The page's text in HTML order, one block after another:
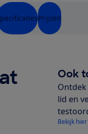
Prijzen
Ook
lid en
Bekijk